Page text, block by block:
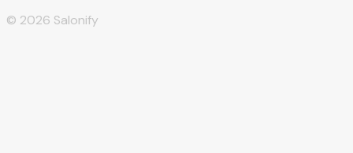
© 2026 Salonify